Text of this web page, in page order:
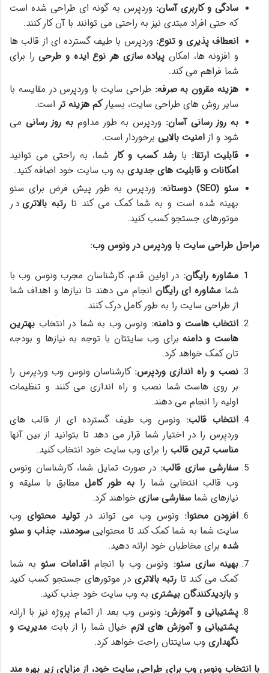
سادگی و کاربری آسان: وردپرس به گونه ای طراحی شده است
که حتی افراد مبتدی نیز به راحتی می توانند با آن کار کنند.
انعطاف پذیری و تنوع: وردپرس با طیف گسترده ای از قالب ها
و افزونه ها، امکان پیاده سازی هر نوع ایده و طرحیرا برای
شما فراهم می کند.
هزینه مقرون به صرفه: طراحی سایت با وردپرس در مقایسه با
سایر روش های طراحی سایت، بسیارکم هزینه تر است.
به روز رسانی آسان: وردپرس به طور مداوم به روز رسانی می
شود و ازامنیت بالایی برخوردار است.
قابلیت ارتقا: با رشد کسب و کار شما، به راحتی می توانید
امکانات و قابلیت های جدیدی به وب سایت خود اضافه کنید.
سئو (SEO) دوستانه:
وردپرس به طور پیش فرض برای سئو
بهینه شده است و به شما کمک می کند تارتبه بالاتری در
موتورهای جستجو کسب کنید.
مراحل طراحی سایت با وردپرس در ونوس وب:
مشاوره رایگان: در اولین قدم، کارشناسان مجرب ونوس وب با
شما مشاوره ای رایگان انجام می دهند تا نیازها و اهداف شما
از طراحی سایت را به طور کامل درک کنند.
انتخاب هاست و دامنه: ونوس وب به شما در انتخاب بهترین
هاست و دامنهبرای وب سایتتان با توجه به نیازها و بودجه
تان کمک خواهد کرد.
نصب و راه اندازی وردپرس: کارشناسان ونوس وب وردپرس را
بر روی هاست شما نصب و راه اندازی می کنند و تنظیمات
اولیه را انجام می دهند.
انتخاب قالب: ونوس وب طیف گسترده ای از قالب های
وردپرس را در اختیار شما قرار می دهد تا بتوانید از بین آنها
مناسب ترین قالب را برای وب سایت خود انتخاب کنید.
سفارشی سازی قالب: در صورت تمایل شما، کارشناسان ونوس
وب قالب انتخابی شما را به طور کامل مطابق با سلیقه و
نیازهای شما سفارشی سازی خواهند کرد.
افزودن محتوا: ونوس وب می تواند در تولید محتوایوب
سایت شما به شما کمک کند تا محتواییسودمند، جذاب و سئو
شده برای مخاطبان خود ارائه دهید.
بهینه سازی سئو: ونوس وب با انجاماقدامات سئوبه شما
کمک می کند تا رتبه بالاتری در موتورهای جستجو کسب کنید
و بازدیدکنندگان بیشتری به وب سایت خود جذب کنید.
پشتیبانی و آموزش: ونوس وب بعد از اتمام پروژه نیز با ارائه
پشتیبانی و آموزش های لازم خیال شما را از بابت مدیریت و
نگهداری وب سایتتان راحت خواهد کرد.
با انتخاب ونوس وب برای طراحی سایت خود، از مزایای زیر بهره مند